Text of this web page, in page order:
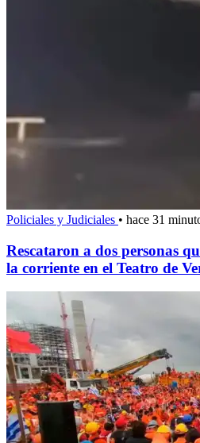
Policiales y Judiciales • hace 31
Rescataron a dos personas
la corriente en el Teatro de